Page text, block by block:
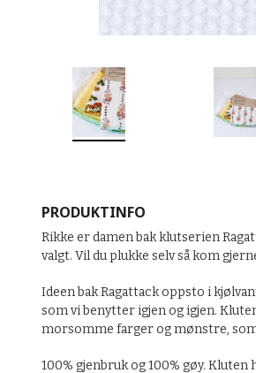
PRODUKTINFO
Rikke er damen bak klutserien
valgt. Vil du plukke selv så kom
Ideen bak Ragattack oppsto i
som vi benytter igjen og igjen.
morsomme farger og mønstre,
100% gjenbruk og 100% gøy.